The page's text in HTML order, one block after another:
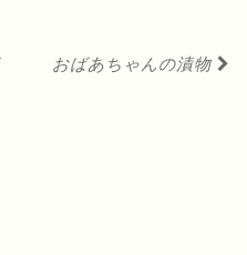
おばあちゃんの漬物